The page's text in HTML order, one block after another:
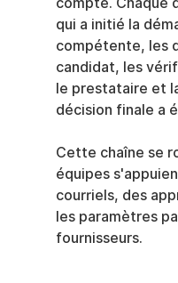
qui a initié la
compétente, les
candidat, les
le prestataire et
décision finale a
Cette chaîne se
équipes
courriels, des
les paramètres
fournisseurs.